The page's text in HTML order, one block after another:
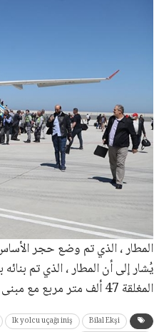
يُشار إلى أن المطار ، الذي تم
المغلقة 47 ألف متر مربع مع مبنى صالة تبلغ مساحته 32 ألف متر مربع ومباني دعم أخرى.
Bilal Ekşi
lk yolcu uçağı iniş